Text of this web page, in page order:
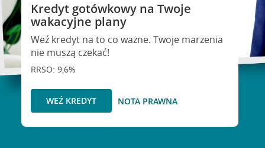
Kredyt gotówkowy na Twoje
wakacyjne plany
Weź kredyt na to co ważne. Twoje marzenia
nie muszą czekać!
RRSO: 9,6%
WEŹ KREDYT NOTA PRAWNA